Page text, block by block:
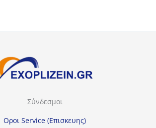
Σύνδεσμοι
Οροι Service (Επισκευης)